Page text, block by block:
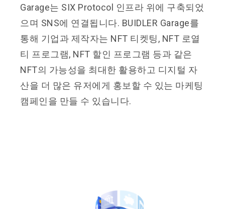
Garage는 SIX Protocol 인프라 위에 구축되었
으며 SNS에 연결됩니다. BUIDLER Garage를
통해 기업과 제작자는 NFT 티켓팅, NFT 로열
티 프로그램, NFT 할인 프로그램 등과 같은
NFT의 가능성을 최대한 활용하고 디지털 자
산을 더 많은 유저에게 홍보할 수 있는 마케팅
캠페인을 만들 수 있습니다.